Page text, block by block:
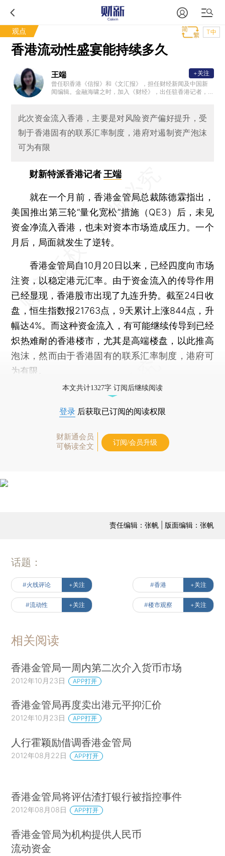
观点 T中
香港流动性盛宴能持续多久
王端
曾任职香港《信报》和《文汇报》，担任财经新闻及中国新
闻编辑。金融海啸之时，加入《财经》，出任驻香港记者，
+关注
此次资金流入香港，主要是对风险资产偏好提升，受
制于香港固有的联系汇率制度，港府对遏制资产泡沫
可为有限
财新特派香港记者 王端
就在一个月前，香港金管局总裁陈德霖指出，
美国推出第三轮“量化宽松”措施（QE3）后，未见
资金净流入香港，也未对资本市场造成压力。一个
月后，局面就发生了逆转。
香港金管局自10月20日以来，已经四度向市场
注资，以稳定港元汇率。由于资金流入的传导作用
已经显现，香港股市出现了九连升势。截至24日收
盘，恒生指数报21763点，9天累计上涨844点，升
幅达4%。而这种资金流入，有可能继续传导到已经
炽热难耐的香港楼市，尤其是高端楼盘，以此推高
泡沫，然而由于香港固有的联系汇率制度，港府可
为有限。
本文共计1327字 订阅后继续阅读
登录 后获取已订阅的阅读权限
财新通会员
可畅读全文
订阅/会员升级
责任编辑：张帆 | 版面编辑：张帆
话题：
#火线评论 +关注 #香港 +关注
#流动性 +关注 #楼市观察 +关注
相关阅读
香港金管局一周内第二次介入货币市场
2012年10月23日 APP打开
香港金管局再度卖出港元平抑汇价
2012年10月23日 APP打开
人行霍颖励借调香港金管局
2012年08月22日 APP打开
香港金管局将评估渣打银行被指控事件
2012年08月08日 APP打开
香港金管局为机构提供人民币
流动资金